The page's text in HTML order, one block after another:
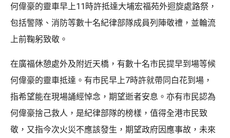
何偉豪的靈車早上11時許抵達大埔宏福苑外迴旋處路祭，
包括警隊、消防等數十名紀律部隊成員列陣敬禮，並輪流
上前鞠躬致敬。
在廣福休憩處外及附近天橋，有數十名市民提早到場等候
何偉豪的靈車抵達。有市民早上7時許就帶同白花到場，
指希望能在現場誦經悼念，期望逝者安息。亦有市民認為
何偉豪捨己救人，是紀律部隊的榜樣，值得全港市民致
敬，又指今次火災不應該發生，期望政府因應事故，未來